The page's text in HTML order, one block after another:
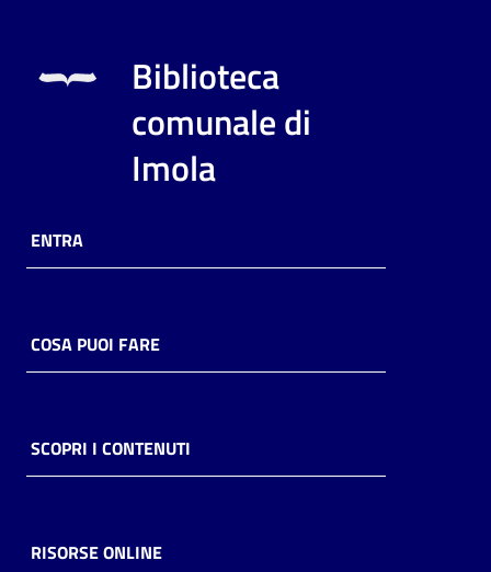
Archivio
Decentrate
Biblioteca
comunale di
Imola
ENTRA
COSA PUOI FARE
SCOPRI I CONTENUTI
RISORSE ONLINE